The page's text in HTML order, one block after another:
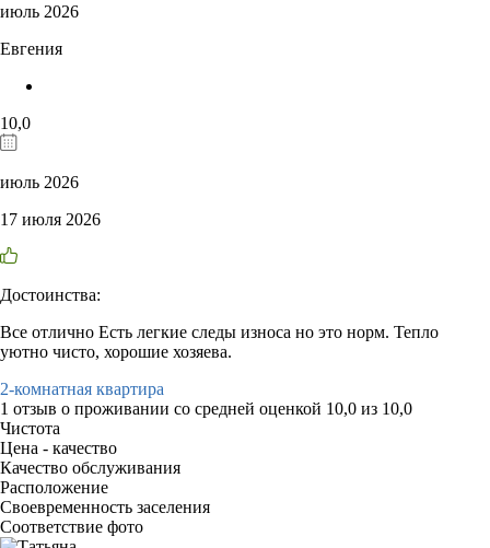
июль 2026
Евгения
10,0
июль 2026
17 июля 2026
Достоинства:
Все отлично Есть легкие следы износа но это норм. Тепло
уютно чисто, хорошие хозяева.
2-комнатная квартира
1 отзыв о проживании со средней оценкой 10,0 из 10,0
Чистота
Цена - качество
Качество обслуживания
Расположение
Своевременность заселения
Соответствие фото